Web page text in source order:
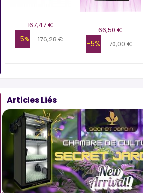
167,47 €
-5% 176,28 €
66,50 €
-5% 70,00 €
Articles Liés